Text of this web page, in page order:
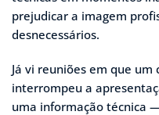
prejudicar a imagem
desnecessários.
Já vi reuniões em que
interrompeu a
uma informação técnica